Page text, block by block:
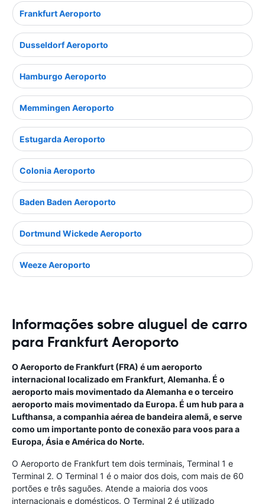
Frankfurt Aeroporto
Dusseldorf Aeroporto
Hamburgo Aeroporto
Memmingen Aeroporto
Estugarda Aeroporto
Colonia Aeroporto
Baden Baden Aeroporto
Dortmund Wickede Aeroporto
Weeze Aeroporto
Informações sobre aluguel de carro
para Frankfurt Aeroporto
O Aeroporto de Frankfurt (FRA) é um aeroporto
internacional localizado em Frankfurt, Alemanha. É o
aeroporto mais movimentado da Alemanha e o terceiro
aeroporto mais movimentado da Europa. É um hub para a
Lufthansa, a companhia aérea de bandeira alemã, e serve
como um importante ponto de conexão para voos para a
Europa, Ásia e América do Norte.
O Aeroporto de Frankfurt tem dois terminais, Terminal 1 e
Terminal 2. O Terminal 1 é o maior dos dois, com mais de 60
portões e três saguões. Atende a maioria dos voos
internacionais e domésticos. O Terminal 2 é utilizado